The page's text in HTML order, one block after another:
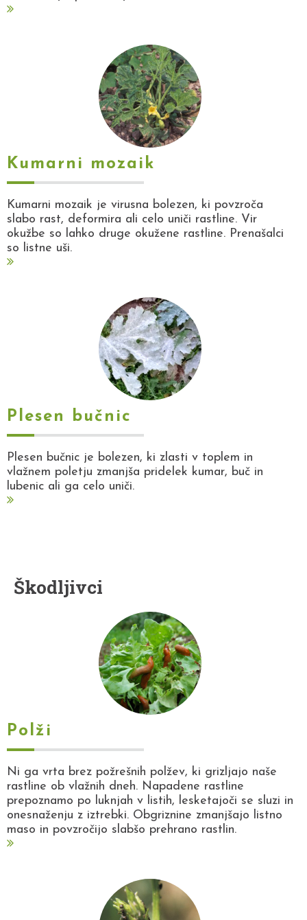
Kumarni mozaik
Kumarni mozaik je virusna bolezen, ki povzroča
slabo rast, deformira ali celo uniči rastline. Vir
okužbe so lahko druge okužene rastline. Prenašalci
so listne uši.
Plesen bučnic
Plesen bučnic je bolezen, ki zlasti v toplem in
vlažnem poletju zmanjša pridelek kumar, buč in
lubenic ali ga celo uniči.
Škodljivci
Polži
Ni ga vrta brez požrešnih polžev, ki grizljajo naše
rastline ob vlažnih dneh. Napadene rastline
prepoznamo po luknjah v listih, lesketajoči se sluzi in
onesnaženju z iztrebki. Obgriznine zmanjšajo listno
maso in povzročijo slabšo prehrano rastlin.